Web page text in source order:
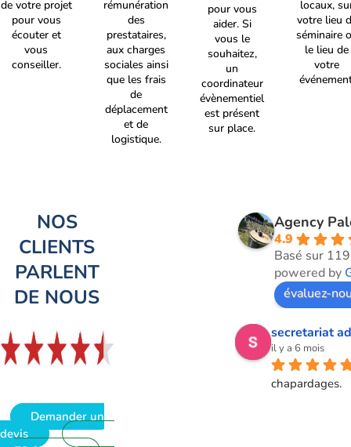
de votre projet
pour vous
écouter et
vous
conseiller.
rémunération
des
prestataires,
aux charges
sociales ainsi
que les frais
de
déplacement
et de
logistique.
pour vous
aider. Si
vous le
souhaitez,
un
coordinateur
évènementiel
est présent
sur place.
locaux,
votre lieu
séminaire
le lieu de
votre
NOS
CLIENTS
PARLENT
DE NOUS
Demander un
devis
09
Agency
4.9
Basé sur
powered by
évaluez-
secretariat
il y a 6 mois
chapardages.